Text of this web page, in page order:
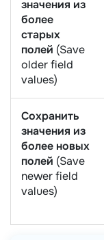
значения из
более
старых
полей (Save
older field
values)
Сохранить
значения из
более новых
полей (Save
newer field
values)